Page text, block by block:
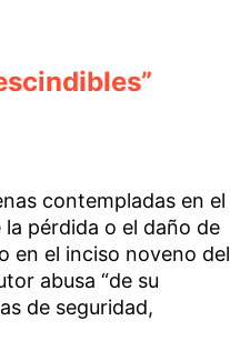
contempladas en el
pérdida o el daño de
en el inciso noveno del
abusa “de su
de seguridad,